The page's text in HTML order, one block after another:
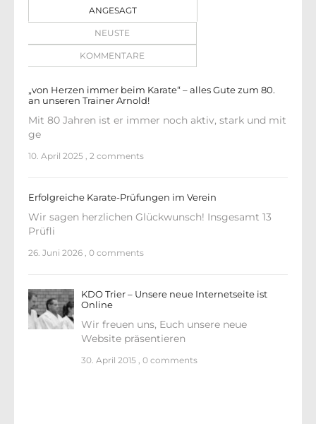
ANGESAGT
NEUSTE
KOMMENTARE
„von Herzen immer beim Karate“ – alles Gute zum 80.
an unseren Trainer Arnold!
Mit 80 Jahren ist er immer noch aktiv, stark und mit
ge
10. April 2025 , 2 comments
Erfolgreiche Karate-Prüfungen im Verein
Wir sagen herzlichen Glückwunsch! Insgesamt 13
Prüfli
26. Juni 2026 , 0 comments
KDO Trier – Unsere neue Internetseite ist
Online
Wir freuen uns, Euch unsere neue
Website präsentieren
30. April 2015 , 0 comments